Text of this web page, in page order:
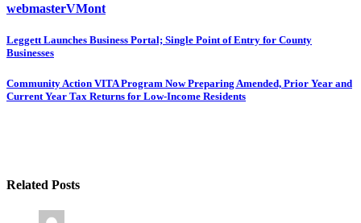
webmasterVMont
Post
navigation
Leggett Launches Business Portal; Single Point of Entry for County
Businesses
Community Action VITA Program Now Preparing Amended, Prior Year and
Current Year Tax Returns for Low-Income Residents
Related Posts